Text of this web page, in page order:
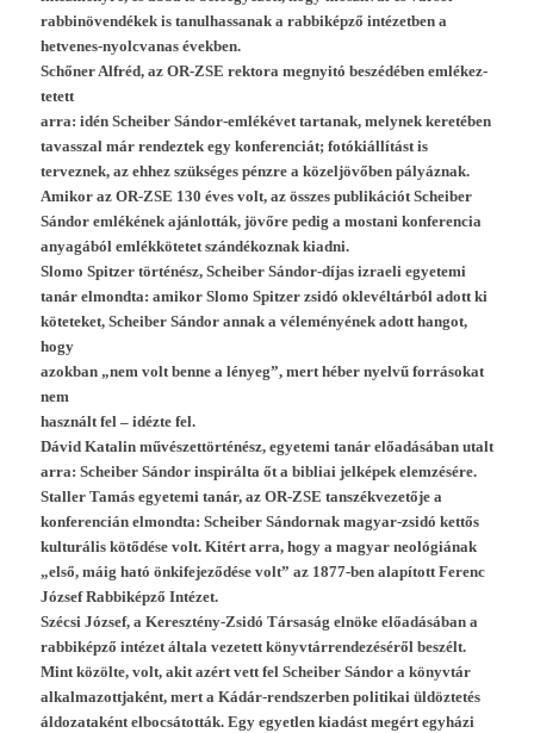
rab­binöven­dékek is tanul­hassanak a rab­biképző in­tézetb­en a
hetvenes-nyolcvanas évekb­en.
Schőner Alfréd, az OR-ZSE re­ktora meg­nyitó beszédében em­lékez­
tetett
arra: idén Scheib­er Sándor-emlékévet tar­tanak, melynek keretében
tavassz­al már re­ndez­tek egy kon­feren­ciát; fotókiállítást is
ter­veznek, az ehhez szükséges pénzre a közeljövőben pályáznak.
Amikor az OR-ZSE 130 éves volt, az összes pub­likációt Scheib­er
Sándor emlékének ajánlották, jövőre pedig a mos­tani kon­feren­cia
anyagából emlékkötetet szán­dékoz­nak kiad­ni.
Slomo Spitz­er történész, Scheib­er Sándor-díjas iz­raeli egyetemi
tanár el­mondta: amikor Slomo Spitz­er zsidó oklevéltárból adott ki
köteteket, Scheib­er Sándor annak a véleményének adott han­got,
hogy
azok­ban „nem volt benne a lényeg”, mert héber nyelvű forrásokat
nem
használt fel – idézte fel.
Dávid Katalin művészettörténész, egyetemi tanár előadásában utalt
arra: Scheib­er Sándor in­spirál­ta őt a bi­bliai jelképek elemzésére.
Stall­er Tamás egyetemi tanár, az OR-ZSE tanszék­vezetője a
kon­feren­cián el­mondta: Scheib­er Sán­dornak magyar-zsidó kettős
kul­turális kötődése volt. Kitért arra, hogy a magyar neológiának
„első, máig ható önkifejeződése volt” az 1877-ben alapított Ferenc
József Rab­biképző Intézet.
Szécsi József, a Keresztény-Zsidó Társaság elnöke előadásában a
rab­biképző intézet általa vezetett könyv­tárren­dezéséről beszélt.
Mint közölte, volt, akit azért vett fel Scheib­er Sándor a könyvtár
al­kal­mazottjaként, mert a Kádár-rendszerben politikai üldöztetés
áldozataként el­bocsátot­ták. Egy egyetl­en kiadást megért egyházi